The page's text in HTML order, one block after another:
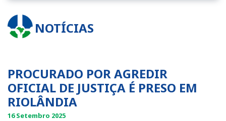
NOTÍCIAS
PROCURADO POR AGREDIR
OFICIAL DE JUSTIÇA É PRESO EM
RIOLÂNDIA
16 Setembro 2025